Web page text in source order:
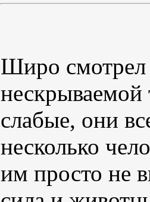
Широ смотрел
нескрываемой
слабые, они
несколько
им просто не